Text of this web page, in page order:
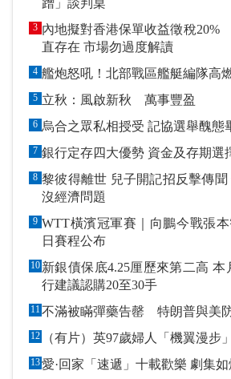
3 內地擬對香港保單收益徵稅20%
直存在 市場勿過度解讀
4 艦炮怒吼！北部戰區艦艇編隊高
5 立秋：風啟新秋 萬事豐盈
6 烏合之眾私相授受 記協選舉
7 銀行定存四大優勢 資金及存
8 黎彼得離世 兒子開記招反擊傳聞 鍾志光代故友澄清
沒經濟問題
9 WTT橫濱冠軍賽｜向鵬今戰張
日賽程公布
10 新銀債保底4.25厘歷來第二高 本月21日開始認購 銀
行建議認購20至30手
11 不滿被瞞彈藥告罄 特朗普與美
12 （有片）英97歲婦人「機翼漫步
13